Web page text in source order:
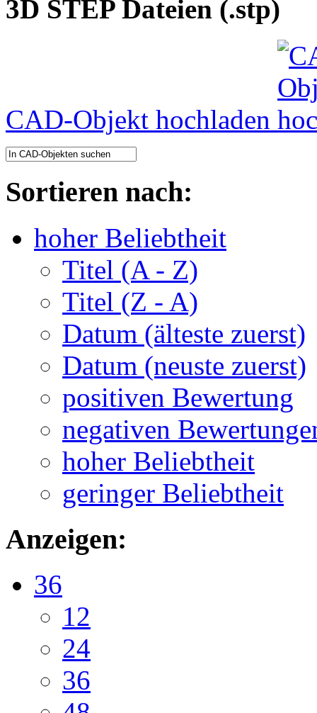
3D STEP Dateien (.stp)
CAD-Objekt hochladen
Sortieren nach:
hoher Beliebtheit
Titel (A - Z)
Titel (Z - A)
Datum (älteste zuerst)
Datum (neuste zuerst)
positiven Bewertung
negativen
hoher Beliebtheit
geringer Beliebtheit
Anzeigen:
36
12
24
36